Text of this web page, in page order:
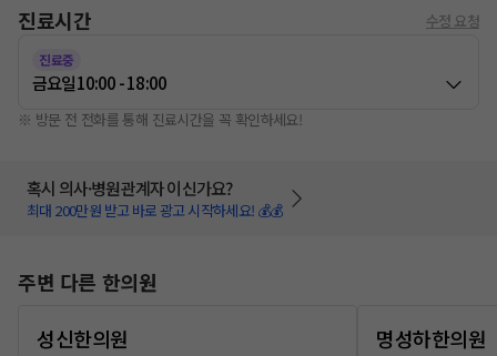
진료시간 수정 요청
진료중
금요일10:00 - 18:00
※ 방문 전 전화를 통해 진료시간을 꼭 확인하세요!
혹시 의사·병원관계자 이신가요?
최대 200만원 받고 바로 광고 시작하세요! 💰💰
주변 다른 한의원
성신한의원
명성하한의원